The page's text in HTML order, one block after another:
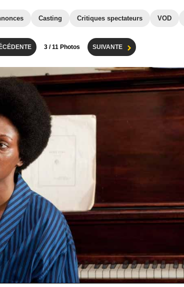
Casting Critiques spectateurs VOD
3 / 11 Photos SUIVANTE